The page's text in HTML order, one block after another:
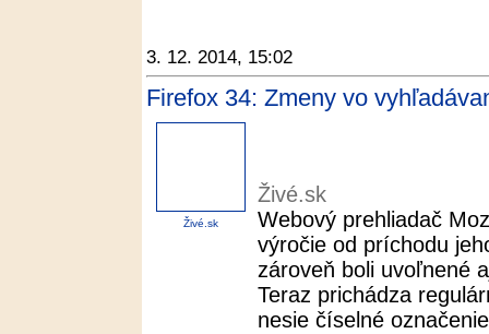
3. 12. 2014, 15:02
Firefox 34: Zmeny vo
Živé.sk
Živé.sk
Webový prehliadač
výročie od príchodu
zároveň boli uvoľnené
Teraz prichádza
nesie číselné